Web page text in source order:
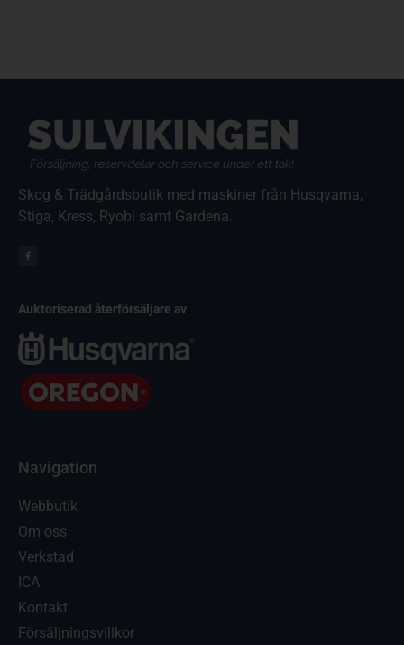
Skog & Trädgårdsbutik med maskiner från Husqvarna,
Stiga, Kress, Ryobi samt Gardena.
Auktoriserad återförsäljare av
Navigation
Webbutik
Om oss
Verkstad
ICA
Kontakt
Försäljningsvillkor